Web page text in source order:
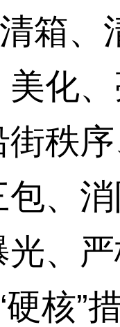
箱
化
秩
、
、
核”